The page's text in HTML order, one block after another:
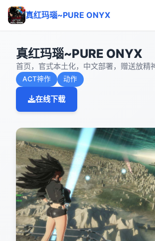
真红玛瑙~PURE ONYX
真红玛瑙~PURE ONYX
首页，官式本土化，中文部署，赠送放精
ACT神作 动作
在线下载